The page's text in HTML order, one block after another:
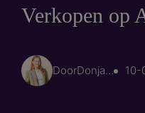
Verkopen op
Door Donja Hoorn 10-